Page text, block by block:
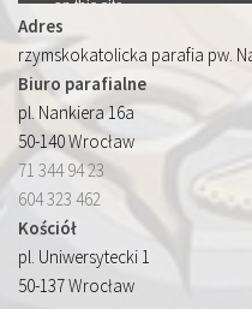
Adres
rzymskokatolicka parafia pw.
Biuro parafialne
pl. Nankiera 16a
50-140 Wrocław
71 344 94 23
604 323 462
Kościół
pl. Uniwersytecki 1
50-137 Wrocław